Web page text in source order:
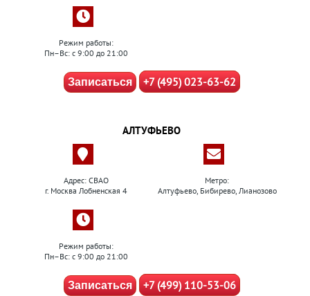
Режим работы:
Пн–Вс: с 9:00 до 21:00
Записаться +7 (495) 023-63-62
АЛТУФЬЕВО
Адрес: СВАО
г. Москва Лобненская 4
Метро:
Алтуфьево, Бибирево, Лианозово
Режим работы:
Пн–Вс: с 9:00 до 21:00
Записаться +7 (499) 110-53-06